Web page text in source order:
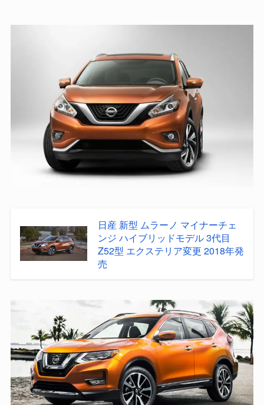
日産 新型 ムラーノ マイナーチェ
ンジ ハイブリッドモデル 3代目
Z52型 エクステリア変更 2018年発
売